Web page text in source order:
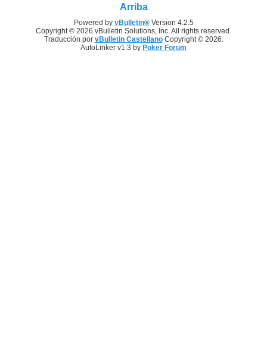
Arriba
Powered by vBulletin®Version 4.2.5
Copyright © 2026 vBulletin Solutions, Inc. All rights reserved.
Traducción por vBulletin CastellanoCopyright © 2026.
AutoLinker v1.3 by Poker Forum